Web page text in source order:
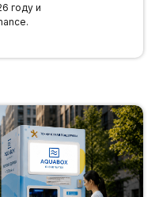
году и